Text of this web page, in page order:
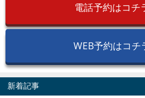
電話予約はコチ
WEB予約はコチ
新着記事